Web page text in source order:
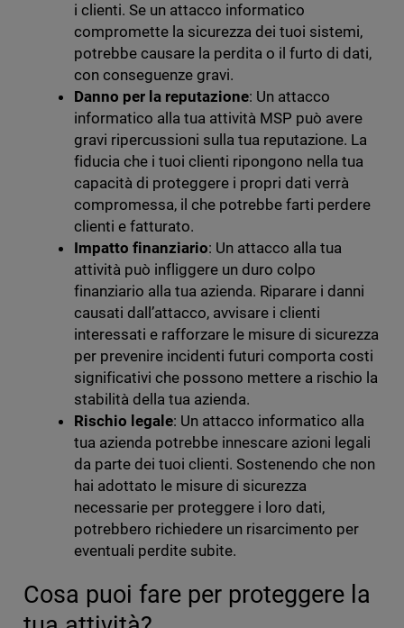
i clienti. Se un attacco informatico
compromette la sicurezza dei tuoi sistemi,
potrebbe causare la perdita o il furto di dati,
con conseguenze gravi.
Danno per la reputazione: Un attacco
informatico alla tua attività MSP può avere
gravi ripercussioni sulla tua reputazione. La
fiducia che i tuoi clienti ripongono nella tua
capacità di proteggere i propri dati verrà
compromessa, il che potrebbe farti perdere
clienti e fatturato.
Impatto finanziario: Un attacco alla tua
attività può infliggere un duro colpo
finanziario alla tua azienda. Riparare i danni
causati dall’attacco, avvisare i clienti
interessati e rafforzare le misure di sicurezza
per prevenire incidenti futuri comporta costi
significativi che possono mettere a rischio la
stabilità della tua azienda.
Rischio legale: Un attacco informatico alla
tua azienda potrebbe innescare azioni legali
da parte dei tuoi clienti. Sostenendo che non
hai adottato le misure di sicurezza
necessarie per proteggere i loro dati,
potrebbero richiedere un risarcimento per
eventuali perdite subite.
Cosa puoi fare per proteggere la